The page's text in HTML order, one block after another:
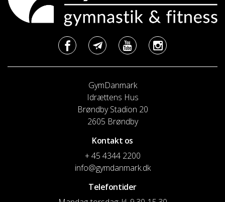
GymDanmark
Idrættens Hus
Brøndby Stadion 20
2605 Brøndby
Kontakt os
+ 45 4344 2200
info@gymdanmark.dk
Telefontider